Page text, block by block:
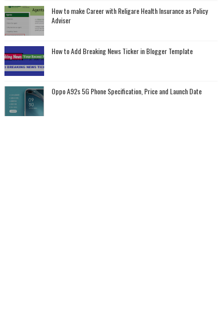
How to make Career with Religare Health Insurance as Policy
Adviser
How to Add Breaking News Ticker in Blogger Template
Oppo A92s 5G Phone Specification, Price and Launch Date